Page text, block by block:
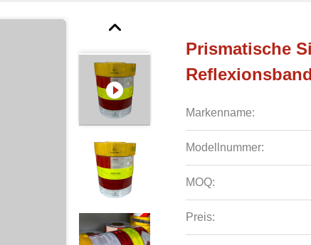
Prismatische
Markenname:
Modellnummer:
MOQ:
Preis: